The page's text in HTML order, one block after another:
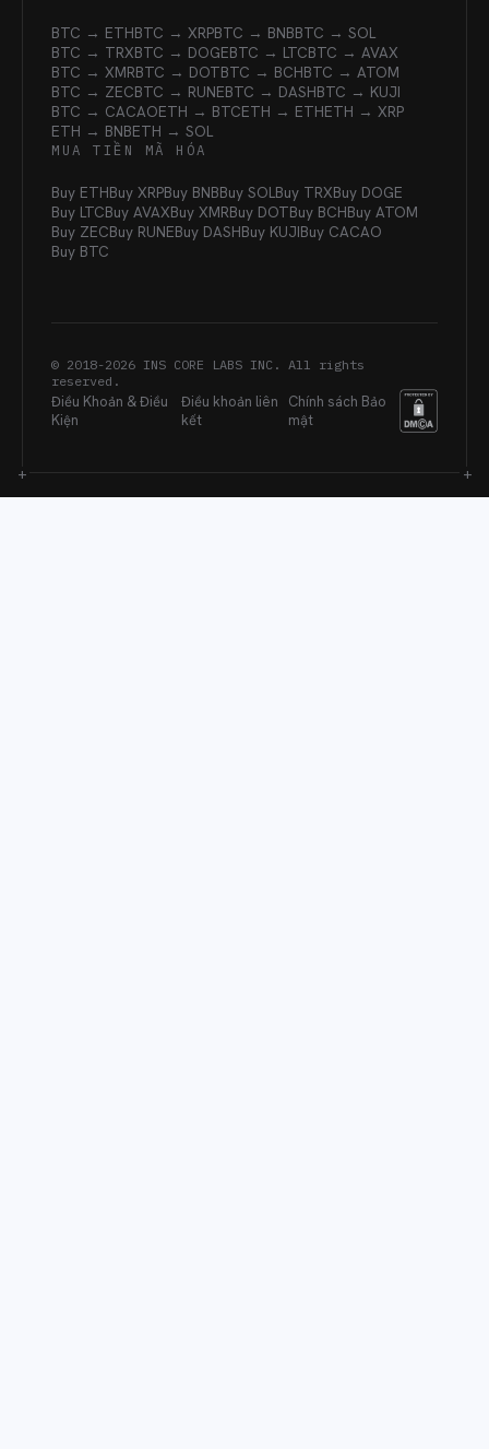
BTC → ETHBTC → XRPBTC → BNBBTC → SOL
BTC → TRXBTC → DOGEBTC → LTCBTC → AVAX
BTC → XMRBTC → DOTBTC → BCHBTC → ATOM
BTC → ZECBTC → RUNEBTC → DASHBTC → KUJI
BTC → CACAOETH → BTCETH → ETHETH → XRP
ETH → BNBETH → SOL
MUA TIỀN MÃ HÓA
Buy ETHBuy XRPBuy BNBBuy SOLBuy TRXBuy DOGE
Buy LTCBuy AVAXBuy XMRBuy DOTBuy BCHBuy ATOM
Buy ZECBuy RUNEBuy DASHBuy KUJIBuy CACAO
Buy BTC
© 2018-2026 INS CORE LABS INC. All rights
reserved.
Điều Khoản & Điều
Kiện
Điều khoản liên
kết
Chính sách Bảo
mật